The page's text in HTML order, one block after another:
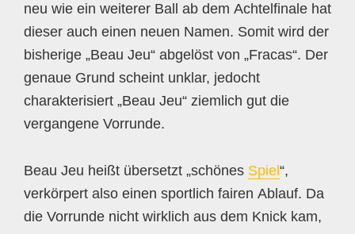
neu wie ein weiterer Ball ab dem Achtelfinale hat
dieser auch einen neuen Namen. Somit wird der
bisherige „Beau Jeu“ abgelöst von „Fracas“. Der
genaue Grund scheint unklar, jedocht
charakterisiert „Beau Jeu“ ziemlich gut die
vergangene Vorrunde.
Beau Jeu heißt übersetzt „schönes Spiel “,
verkörpert also einen sportlich fairen Ablauf. Da
die Vorrunde nicht wirklich aus dem Knick kam,